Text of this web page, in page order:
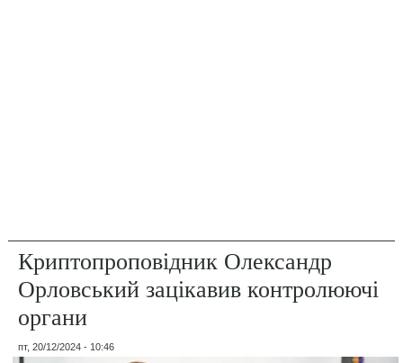
Криптопроповідник Олександр
Орловський зацікавив контролюючі
органи
пт, 20/12/2024 - 10:46